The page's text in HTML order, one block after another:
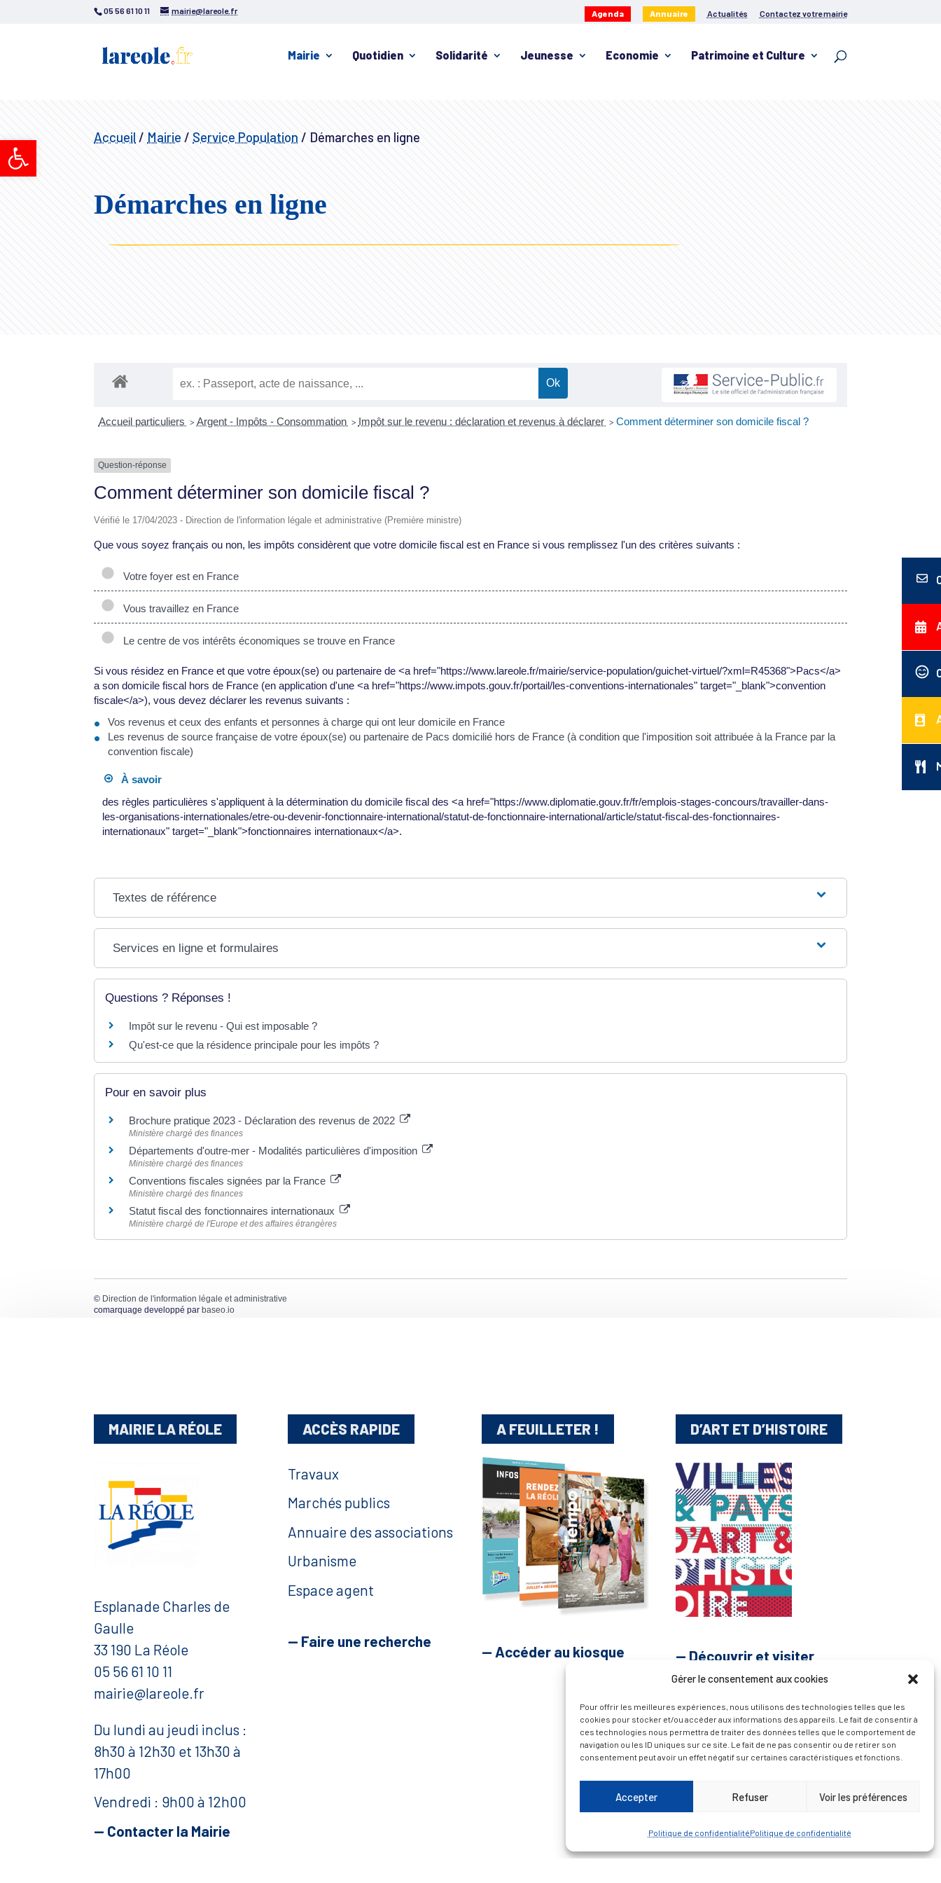
Ouvrir la barre d’outils
Gérer le consentement aux cookies
Pour offrir les meilleures expériences, nous utilisons des technologies telles que les
cookies pour stocker et/ou accéder aux informations des appareils. Le fait de consentir à
ces technologies nous permettra de traiter des données telles que le comportement de
navigation ou les ID uniques sur ce site. Le fait de ne pas consentir ou de retirer son
consentement peut avoir un effet négatif sur certaines caractéristiques et fonctions.
Accepter Refuser Voir les préférences
Politique de confidentialitéPolitique de confidentialité
05 56 61 10 11 mairie@lareole.fr Agenda Annuaire Actualités Contactez votre mairie
Mairie Quotidien Solidarité Jeunesse Economie Patrimoine et Culture
Accueil / Mairie / Service Population / Démarches en ligne
Démarches en ligne
Accueil particuliers > Argent - Impôts - Consommation > Impôt sur le revenu : déclaration et revenus à déclarer > Comment déterminer son domicile fiscal ?
Question-réponse
Comment déterminer son domicile fiscal ?
Vérifié le 17/04/2023 - Direction de l'information légale et administrative (Première ministre)
Que vous soyez français ou non, les impôts considèrent que votre domicile fiscal est en France si vous remplissez l'un des critères suivants :
Votre foyer est en France
Vous travaillez en France
Le centre de vos intérêts économiques se trouve en France
Si vous résidez en France et que votre époux(se) ou partenaire de <a href="https://www.lareole.fr/mairie/service-population/guichet-virtuel/?xml=R45368">Pacs</a>
a son domicile fiscal hors de France (en application d'une <a href="https://www.impots.gouv.fr/portail/les-conventions-internationales" target="_blank">convention
fiscale</a>), vous devez déclarer les revenus suivants :
Vos revenus et ceux des enfants et personnes à charge qui ont leur domicile en France
Les revenus de source française de votre époux(se) ou partenaire de Pacs domicilié hors de France (à condition que l'imposition soit attribuée à la France par la
convention fiscale)
À savoir
des règles particulières s'appliquent à la détermination du domicile fiscal des <a href="https://www.diplomatie.gouv.fr/fr/emplois-stages-concours/travailler-dans-
les-organisations-internationales/etre-ou-devenir-fonctionnaire-international/statut-de-fonctionnaire-international/article/statut-fiscal-des-fonctionnaires-
internationaux" target="_blank">fonctionnaires internationaux</a>.
Textes de référence
Services en ligne et formulaires
Questions ? Réponses !
Impôt sur le revenu - Qui est imposable ?
Qu'est-ce que la résidence principale pour les impôts ?
Pour en savoir plus
Brochure pratique 2023 - Déclaration des revenus de 2022
Ministère chargé des finances
Départements d'outre-mer - Modalités particulières d'imposition
Ministère chargé des finances
Conventions fiscales signées par la France
Ministère chargé des finances
Statut fiscal des fonctionnaires internationaux
Ministère chargé de l'Europe et des affaires étrangères
© Direction de l'information légale et administrative
comarquage developpé par baseo.io
MAIRIE LA RÉOLE
Esplanade Charles de
Gaulle
33 190 La Réole
05 56 61 10 11
mairie@lareole.fr
Du lundi au jeudi inclus :
8h30 à 12h30 et 13h30 à
17h00
Vendredi : 9h00 à 12h00
— Contacter la Mairie
ACCÈS RAPIDE
Travaux
Marchés publics
Annuaire des associations
Urbanisme
Espace agent
— Faire une recherche
A FEUILLETER !
— Accéder au kiosque
D’ART ET D’HISTOIRE
— Découvrir et visiter